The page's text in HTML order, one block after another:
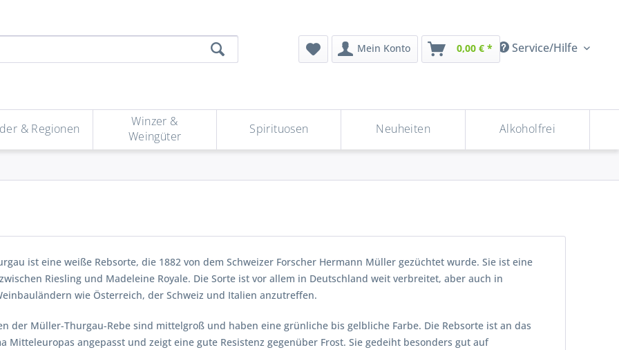
Service/Hilfe
Mein Konto 0,00 € *
& Regionen
Winzer &
Weingüter
Spirituosen Neuheiten Alkoholfrei
ist eine weiße Rebsorte, die 1882 von dem Schweizer Forscher Hermann Müller gezüchtet wurde. Sie ist eine
Riesling und Madeleine Royale. Die Sorte ist vor allem in Deutschland weit verbreitet, aber auch in
wie Österreich, der Schweiz und Italien anzutreffen.
der Müller-Thurgau-Rebe sind mittelgroß und haben eine grünliche bis gelbliche Farbe. Die Rebsorte ist an das
Mitteleuropas angepasst und zeigt eine gute Resistenz gegenüber Frost. Sie gedeiht besonders gut auf